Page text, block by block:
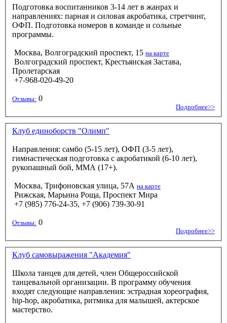
Подготовка воспитанников 3-14 лет в жанрах и
направлениях: парная и силовая акробатика, стретчинг,
ОФП. Подготовка номеров в команде и сольные
программы.
Москва, Волгоградский проспект, 15 на карте
Волгоградский проспект, Крестьянская Застава,
Пролетарская
+7-968-020-49-20
Отзывы: 0
Подробнее>>
Клуб единоборств "Олимп"
Направления: самбо (5-15 лет), ОФП (3-5 лет),
гимнастическая подготовка с акробатикой (6-10 лет),
рукопашный бой, ММА (17+).
Москва, Трифоновская улица, 57А на карте
Рижская, Марьина Роща, Проспект Мира
+7 (985) 776-24-35, +7 (906) 739-30-91
Отзывы: 0
Подробнее>>
Клуб самовыражения "Академия"
Школа танцев для детей, член Общероссийской
танцевальной организации. В программу обучения
входят следующие направления: эстрадная хореография,
hip-hop, акробатика, ритмика для малышей, актерское
мастерство.